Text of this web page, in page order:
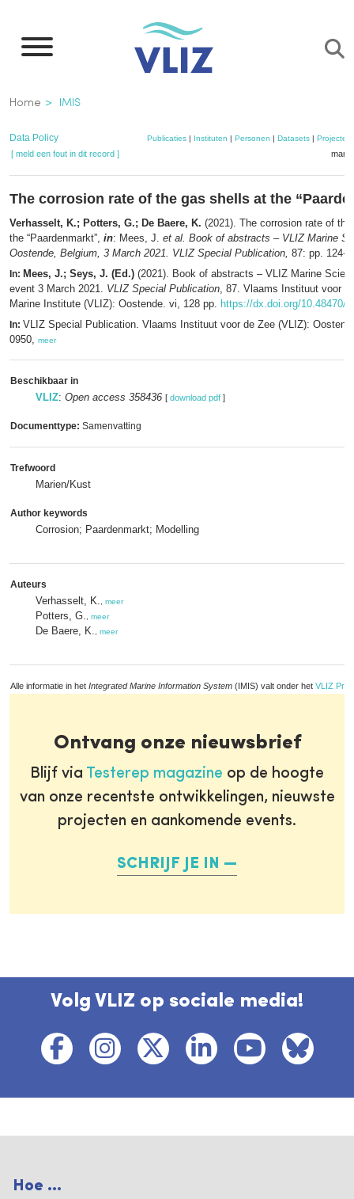
naar
inhoud
gaan
Kruimelpad
Home IMIS
Data Policy Publicaties| Instituten | Personen | Datasets| Projecten
[ meld een fout in dit record ]
The corrosion rate of the gas shells at the
Verhasselt, K.; Potters, G.; De Baere, K. (2021). The corrosion rate of
the “Paardenmarkt”, in: Mees, J. et al. Book of abstracts – VLIZ Marine
Oostende, Belgium, 3 March 2021. VLIZ Special Publication, 87: pp. 124-
In: Mees, J.; Seys, J. (Ed.) (2021). Book of abstracts – VLIZ Marine
event 3 March 2021. VLIZ Special Publication, 87. Vlaams Instituut voor
Marine Institute (VLIZ): Oostende. vi, 128 pp. https://dx.doi.org/10.48470/1
In: VLIZ Special Publication. Vlaams Instituut voor de Zee (VLIZ):
0950, meer
Beschikbaar in
VLIZ: Open access 358436 [ download pdf ]
Documenttype: Samenvatting
Trefwoord
Marien/Kust
Author keywords
Corrosion; Paardenmarkt; Modelling
Auteurs
Verhasselt, K. meer
Potters, G. meer
De Baere, K. meer
Alle informatie in het Integrated Marine Information System (IMIS) valt onder het VLIZ
Ontvang onze nieuwsbrief
Blijf via Testerep magazine op de hoogte
van onze recentste ontwikkelingen, nieuwste
projecten en aankomende events.
SCHRIJF JE IN
Volg VLIZ op sociale media!
Hoe ...